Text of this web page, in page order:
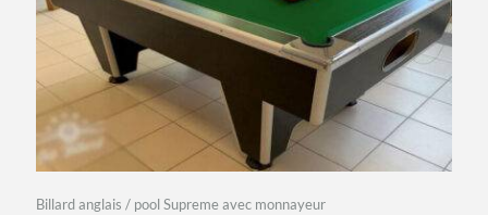
Billard anglais / pool Supreme avec monnayeur